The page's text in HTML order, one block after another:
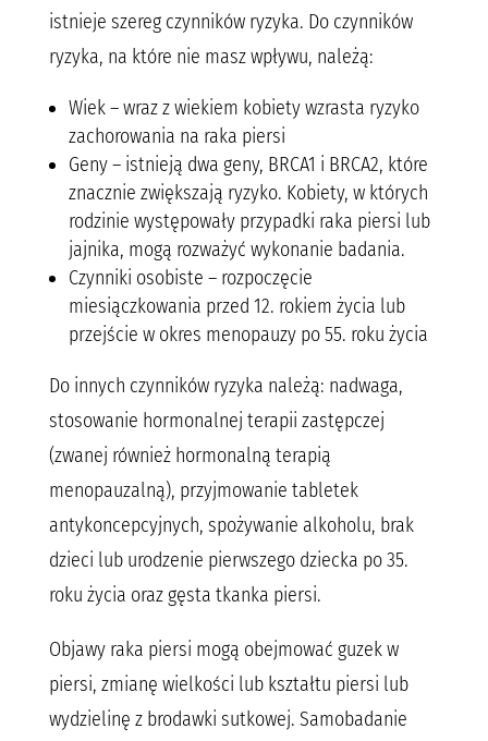
istnieje szereg czynników ryzyka. Do czynników
ryzyka, na które nie masz wpływu, należą:
Wiek – wraz z wiekiem kobiety wzrasta ryzyko
zachorowania na raka piersi
Geny – istnieją dwa geny, BRCA1 i BRCA2, które
znacznie zwiększają ryzyko. Kobiety, w których
rodzinie występowały przypadki raka piersi lub
jajnika, mogą rozważyć wykonanie badania.
Czynniki osobiste – rozpoczęcie
miesiączkowania przed 12. rokiem życia lub
przejście w okres menopauzy po 55. roku życia
Do innych czynników ryzyka należą: nadwaga,
stosowanie hormonalnej terapii zastępczej
(zwanej również hormonalną terapią
menopauzalną), przyjmowanie tabletek
antykoncepcyjnych, spożywanie alkoholu, brak
dzieci lub urodzenie pierwszego dziecka po 35.
roku życia oraz gęsta tkanka piersi.
Objawy raka piersi mogą obejmować guzek w
piersi, zmianę wielkości lub kształtu piersi lub
wydzielinę z brodawki sutkowej. Samobadanie